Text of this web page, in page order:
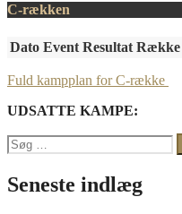
C-rækken
Dato Event Resultat Række
Fuld kampplan for C-række
UDSATTE KAMPE:
Søg
efter:
Seneste indlæg